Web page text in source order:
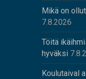
Mikä on
7.8.2026
Töitä
hyväksi
Koulutaival